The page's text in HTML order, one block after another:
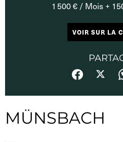
1 500 € / Mois +
VOIR SUR LA
MÜNSBACH